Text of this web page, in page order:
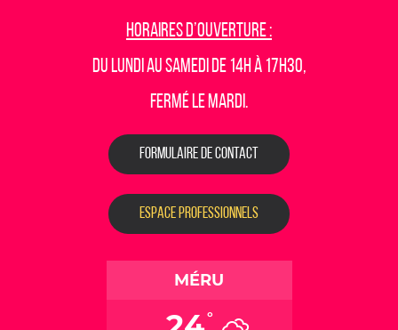
Horaires d’ouverture :
Du lundi au samedi de 14h à 17h30,
fermé le mardi.
FORMULAIRE DE CONTACT
ESPACE PROFESSIONNELS
MÉRU
°